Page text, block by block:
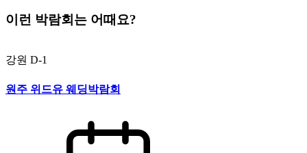
이런 박람회는 어때요?
강원 D-1
원주 위드유 웨딩박람회